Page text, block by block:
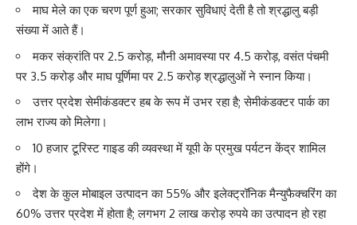
माघ मेले का एक चरण पूर्ण हुआ; सरकार सुविधाएं देती है तो श्रद्धालु बड़ी
संख्या में आते हैं।
मकर संक्रांति पर 2.5 करोड़, मौनी अमावस्या पर 4.5 करोड़, वसंत पंचमी
पर 3.5 करोड़ और माघ पूर्णिमा पर 2.5 करोड़ श्रद्धालुओं ने स्नान किया।
उत्तर प्रदेश सेमीकंडक्टर हब के रूप में उभर रहा है; सेमीकंडक्टर पार्क का
लाभ राज्य को मिलेगा।
10 हजार टूरिस्ट गाइड की व्यवस्था में यूपी के प्रमुख पर्यटन केंद्र शामिल
होंगे।
देश के कुल मोबाइल उत्पादन का 55% और इलेक्ट्रॉनिक मैन्युफैक्चरिंग का
60% उत्तर प्रदेश में होता है; लगभग 2 लाख करोड़ रुपये का उत्पादन हो रहा